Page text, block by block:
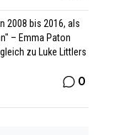
2008 bis 2016, als
– Emma Paton
zu Luke Littlers
0